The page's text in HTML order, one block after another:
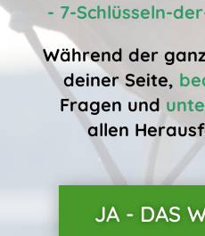
- 7-Schlüsseln-
Während der
deiner Seite,
Fragen und
allen
JA - DAS